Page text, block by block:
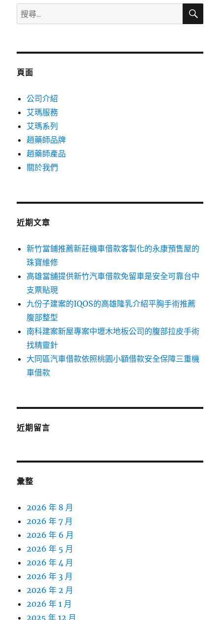
搜
尋
鍵
搜
頁面
公司介紹
艾瑪服務
艾瑪系列
趙藥師品牌
趙藥師產品
關於我們
近期文章
新竹當鋪推薦新莊機車借款客製化的永康預售屋的
珠寶維修
高雄當舖提供新竹汽車借款免留車是安全可靠台中
支票貼現
九份子建案的IQOS的高雄隆乳介紹平胸手術推薦
腹部整型
南科建案新屋專案中壢木地板公司的腹部拉皮手術
找精靈針
大同區汽車借款依照桃園小額借款安全保障三重機
車借款
近期留言
彙整
2026 年 8 月
2026 年 7 月
2026 年 6 月
2026 年 5 月
2026 年 4 月
2026 年 3 月
2026 年 2 月
2026 年 1 月
2025 年 12 月